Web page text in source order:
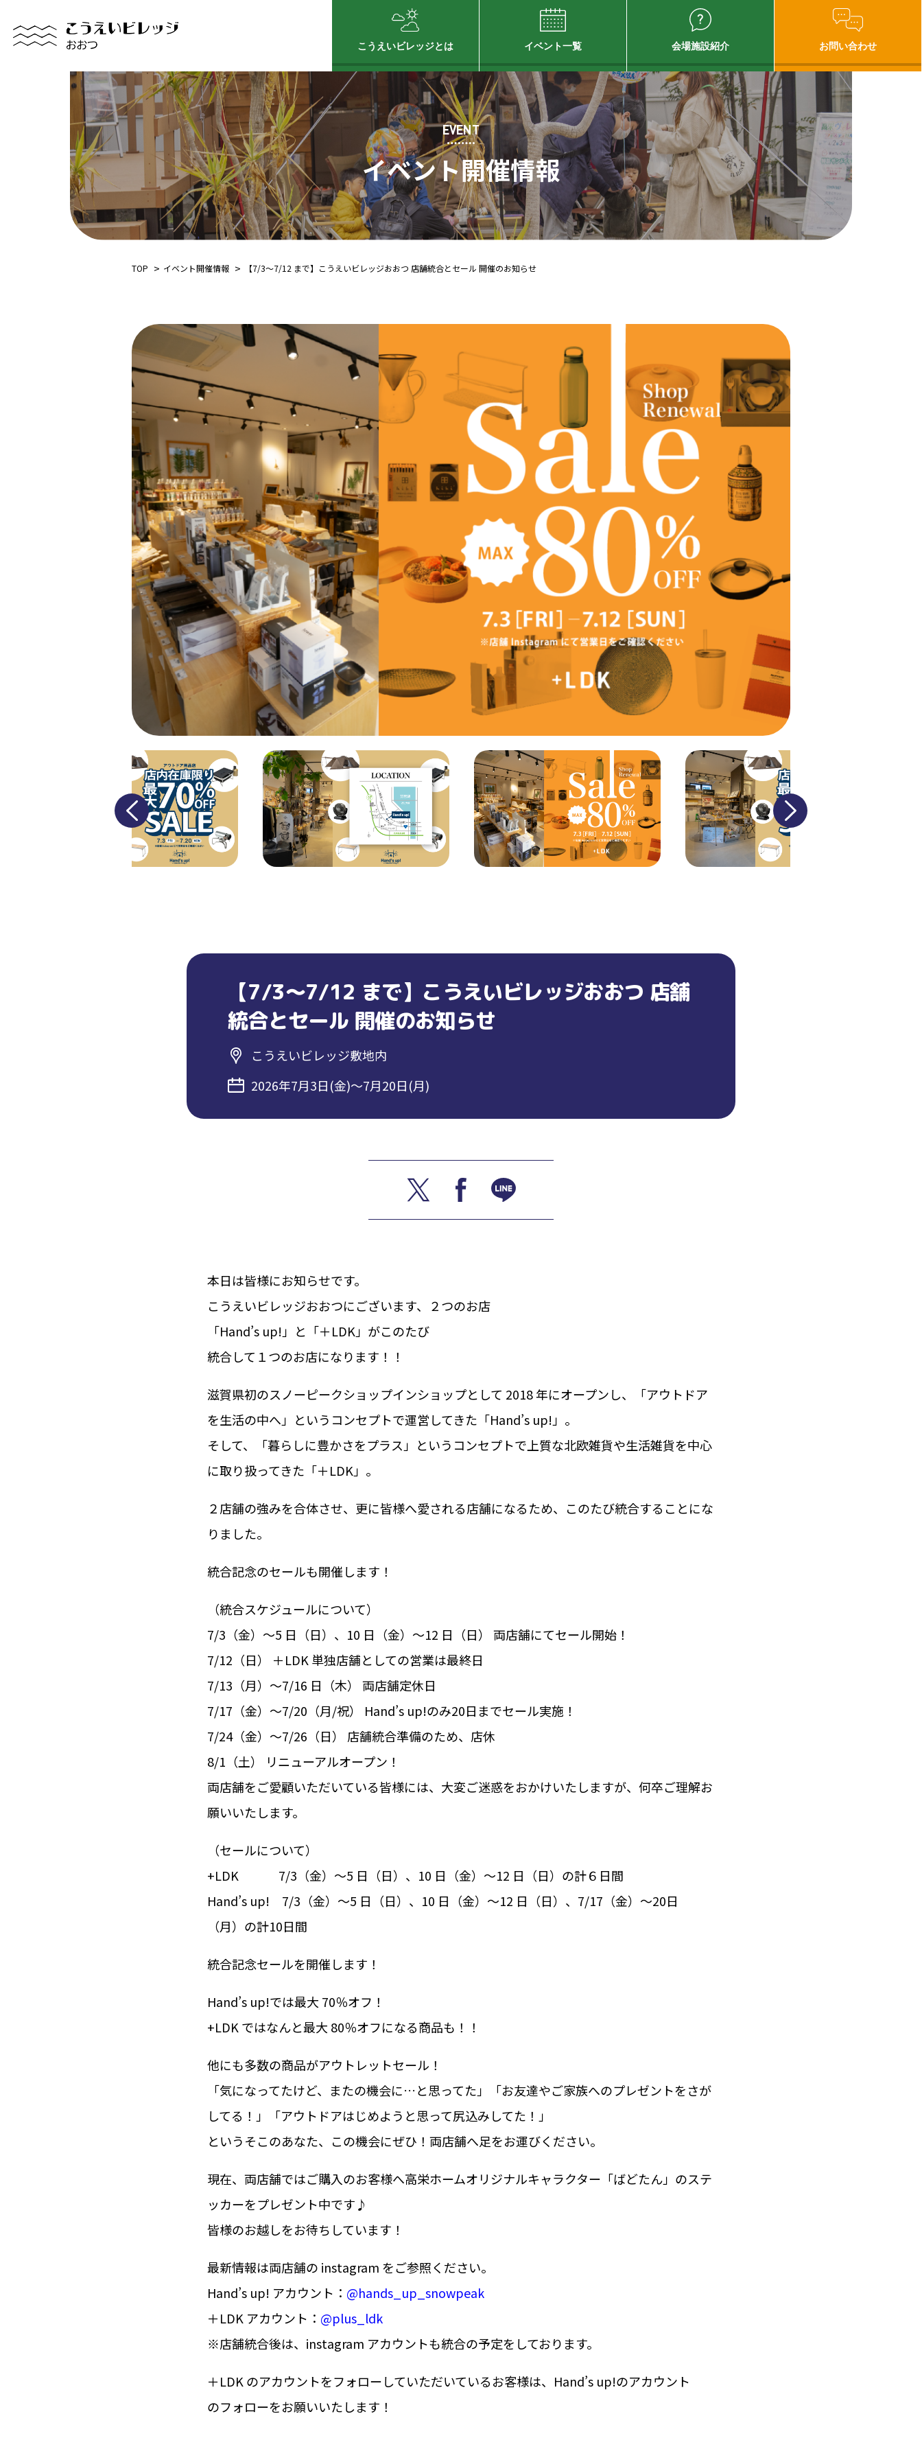
こうえいビレッジとは イベント一覧 会場施設紹介 お問い合わせ
EVENT
イベント開催情報
TOP イベント開催情報 【7/3～7/12 まで】こうえいビレッジおおつ 店舗統合とセール 開催のお知らせ
【7/3～7/12 まで】こうえいビレッジおおつ 店舗
統合とセール 開催のお知らせ
こうえいビレッジ敷地内
2026年7月3日(金)～7月20日(月)
本日は皆様にお知らせです。
こうえいビレッジおおつにございます、２つのお店
「Hand’s up!」と「＋LDK」がこのたび
統合して１つのお店になります！！
滋賀県初のスノーピークショップインショップとして 2018 年にオープンし、「アウトドア
を生活の中へ」というコンセプトで運営してきた「Hand’s up!」。
そして、「暮らしに豊かさをプラス」というコンセプトで上質な北欧雑貨や生活雑貨を中心
に取り扱ってきた「＋LDK」。
２店舗の強みを合体させ、更に皆様へ愛される店舗になるため、このたび統合することにな
りました。
統合記念のセールも開催します！
（統合スケジュールについて）
7/3（金）～5 日（日）、10 日（金）～12 日（日） 両店舗にてセール開始！
7/12（日） ＋LDK 単独店舗としての営業は最終日
7/13（月）～7/16 日（木） 両店舗定休日
7/17（金）～7/20（月/祝） Hand’s up!のみ20日までセール実施！
7/24（金）～7/26（日） 店舗統合準備のため、店休
8/1（土） リニューアルオープン！
両店舗をご愛顧いただいている皆様には、大変ご迷惑をおかけいたしますが、何卒ご理解お
願いいたします。
（セールについて）
+LDK 7/3（金）～5 日（日）、10 日（金）～12 日（日）の計６日間
Hand’s up! 7/3（金）～5 日（日）、10 日（金）～12 日（日）、7/17（金）～20日
（月）の計10日間
統合記念セールを開催します！
Hand’s up!では最大 70％オフ！
+LDK ではなんと最大 80％オフになる商品も！！
他にも多数の商品がアウトレットセール！
「気になってたけど、またの機会に…と思ってた」「お友達やご家族へのプレゼントをさが
してる！」「アウトドアはじめようと思って尻込みしてた！」
というそこのあなた、この機会にぜひ！両店舗へ足をお運びください。
現在、両店舗ではご購入のお客様へ高栄ホームオリジナルキャラクター「ばどたん」のステ
ッカーをプレゼント中です♪
皆様のお越しをお待ちしています！
最新情報は両店舗の instagram をご参照ください。
Hand’s up! アカウント： @hands_up_snowpeak
＋LDK アカウント： @plus_ldk
※店舗統合後は、instagram アカウントも統合の予定をしております。
＋LDK のアカウントをフォローしていただいているお客様は、Hand’s up!のアカウント
のフォローをお願いいたします！